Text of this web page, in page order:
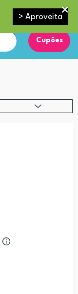
> Aproveita
Cupões